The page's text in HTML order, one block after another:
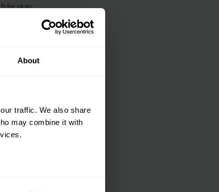
About
traffic. We also share
may combine it with
skav.
av nylon.
klippmaskiner och